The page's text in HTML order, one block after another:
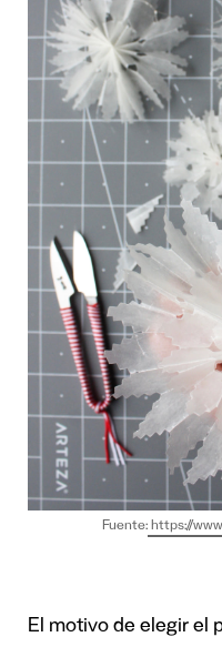
Fuente: https://
El motivo de elegir el